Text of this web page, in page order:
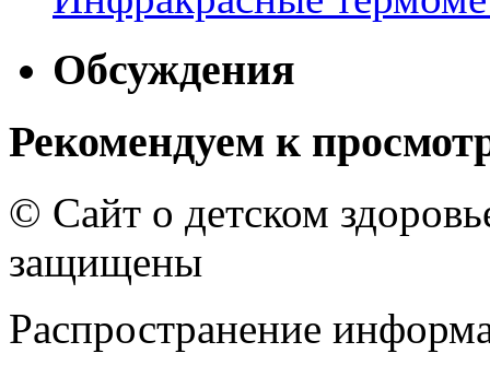
Обсуждения
Рекомендуем к
© Сайт о детском
защищены
Распространение